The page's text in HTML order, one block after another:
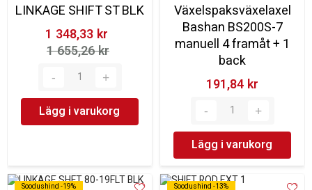
LINKAGE SHIFT ST BLK
1 348,33 kr‎
1 655,26 kr‎
Lägg i varukorg
Växelspaksväxelaxel
Bashan BS200S-7
manuell 4 framåt + 1
back
191,84 kr‎
Lägg i varukorg
Soodushind -19%
Soodushind -19%
Soodushind -13%
Soodushind -13%